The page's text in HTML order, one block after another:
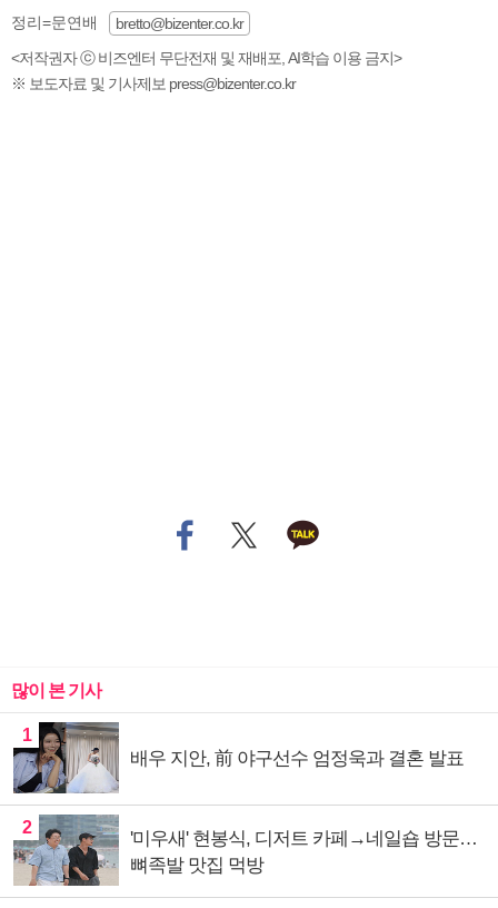
정리=문연배
bretto@bizenter.co.kr
<저작권자 ⓒ 비즈엔터 무단전재 및 재배포, AI학습 이용 금지>
※ 보도자료 및 기사제보 press@bizenter.co.kr
많이 본 기사
1
배우 지안, 前 야구선수 엄정욱과 결혼 발표
2
'미우새' 현봉식, 디저트 카페→네일숍 방문…
뼈족발 맛집 먹방